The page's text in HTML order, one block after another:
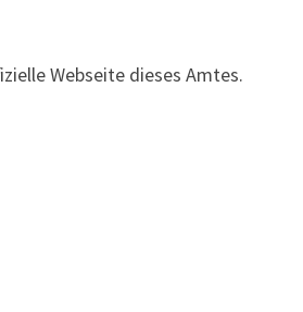
Webseite dieses Amtes.